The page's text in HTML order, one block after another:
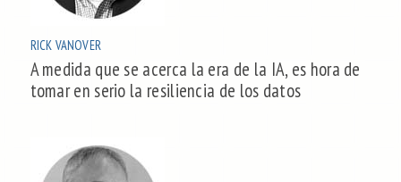
RICK VANOVER
A medida que se acerca la era de la IA, es hora de
tomar en serio la resiliencia de los datos